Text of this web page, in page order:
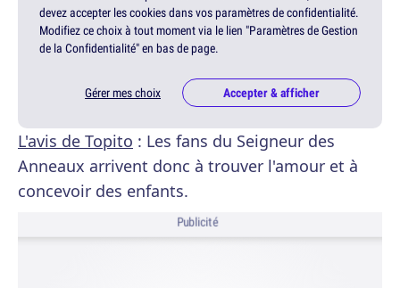
devez accepter les cookies dans vos paramètres de confidentialité.
Modifiez ce choix à tout moment via le lien "Paramètres de Gestion
de la Confidentialité" en bas de page.
Gérer mes choix Accepter & afficher
L'avis de Topito : Les fans du Seigneur des
Anneaux arrivent donc à trouver l'amour et à
concevoir des enfants.
Publicité